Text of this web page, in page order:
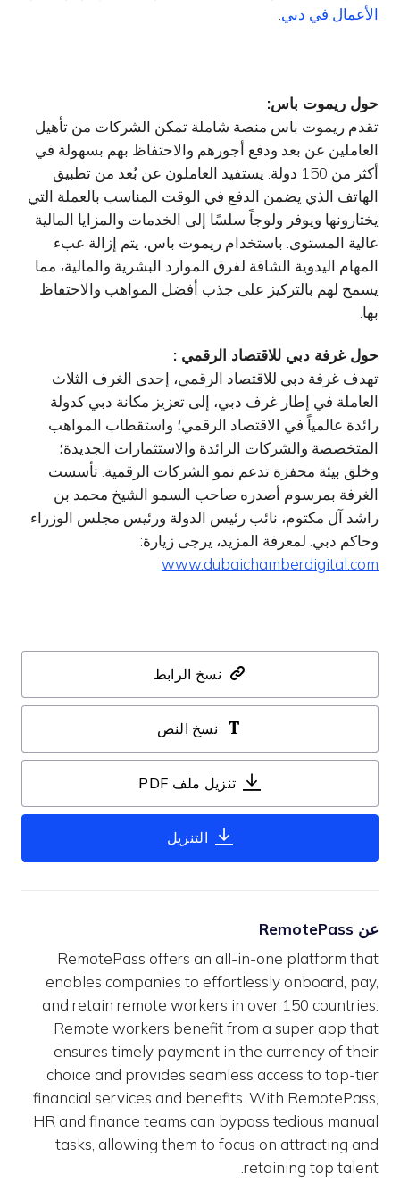
الأعمال في دبي
حول ريموت باس:
تقدم ريموت باس منصة شاملة تمكن الشركات من تأهيل
العاملين عن بعد ودفع أجورهم والاحتفاظ بهم بسهولة في
أكثر من 150 دولة. يستفيد العاملون عن بُعد من تطبيق
الهاتف الذي يضمن الدفع في الوقت المناسب بالعملة التي
يختارونها ويوفر ولوجاً سلسًا إلى الخدمات والمزايا المالية
عالية المستوى. باستخدام ريموت باس، يتم إزالة عبء
المهام اليدوية الشاقة لفرق الموارد البشرية والمالية، مما
يسمح لهم بالتركيز على جذب أفضل المواهب والاحتفاظ
بها.
حول غرفة دبي للاقتصاد الرقمي :
تهدف غرفة دبي للاقتصاد الرقمي، إحدى الغرف الثلاث
العاملة في إطار غرف دبي، إلى تعزيز مكانة دبي كدولة
رائدة عالمياً في الاقتصاد الرقمي؛ واستقطاب المواهب
المتخصصة والشركات الرائدة والاستثمارات الجديدة؛
وخلق بيئة محفزة تدعم نمو الشركات الرقمية. تأسست
الغرفة بمرسوم أصدره صاحب السمو الشيخ محمد بن
راشد آل مكتوم، نائب رئيس الدولة ورئيس مجلس الوزراء
وحاكم دبي. لمعرفة المزيد، يرجى زيارة:
www.dubaichamberdigital.com
نسخ الرابط
نسخ النص
تنزيل ملف PDF
التنزيل
عن RemotePass
RemotePass offers an all-in-one platform that
enables companies to effortlessly onboard, pay,
and retain remote workers in over 150 countries.
Remote workers benefit from a super app that
ensures timely payment in the currency of their
choice and provides seamless access to top-tier
financial services and benefits. With RemotePass,
HR and finance teams can bypass tedious manual
tasks, allowing them to focus on attracting and
retaining top talent.